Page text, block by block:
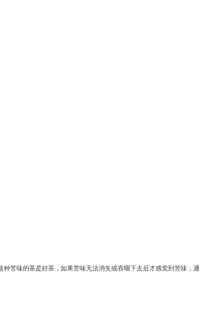
苦味的茶是好茶，如果苦味无法消失或吞咽下去后才感觉到苦味，通